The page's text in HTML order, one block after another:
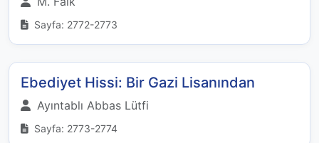
Sayfa: 2772-2773
Ebediyet Hissi: Bir Gazi Lisanından
Ayıntablı Abbas Lütfi
Sayfa: 2773-2774